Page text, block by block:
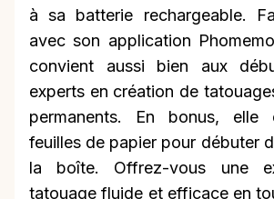
à sa batterie rechargeable.
avec son application
convient aussi bien aux
experts en création de
permanents. En bonus, elle
feuilles de papier pour débuter
la boîte. Offrez-vous une
tatouage fluide et efficace en